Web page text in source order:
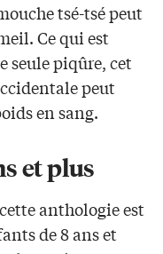
tsé-tsé peut
Ce qui est
seule piqûre, cet
peut
en sang.
et plus
anthologie est
de 8 ans et